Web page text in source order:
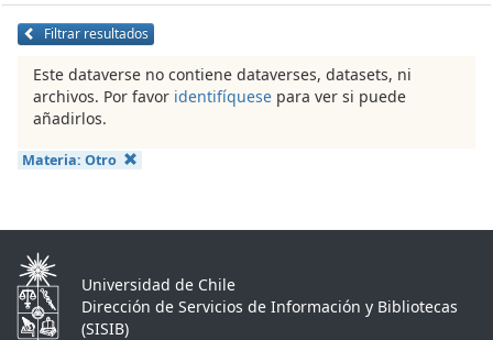
Filtrar resultados
Este dataverse no contiene dataverses, datasets, ni
archivos. Por favor identifíquese para ver si puede
añadirlos.
Materia: Otro
Universidad de Chile
Dirección de Servicios de Información y Bibliotecas
(SISIB)